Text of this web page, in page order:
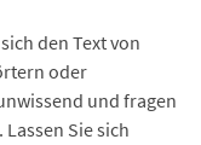
den Text von
oder
und fragen
Sie sich